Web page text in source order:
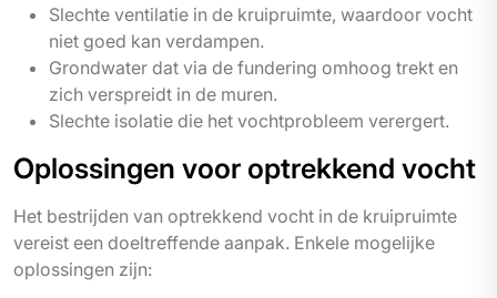
Slechte ventilatie in de kruipruimte, waardoor vocht
niet goed kan verdampen.
Grondwater dat via de fundering omhoog trekt en
zich verspreidt in de muren.
Slechte isolatie die het vochtprobleem verergert.
Oplossingen voor optrekkend vocht
Het bestrijden van optrekkend vocht in de kruipruimte
vereist een doeltreffende aanpak. Enkele mogelijke
oplossingen zijn: